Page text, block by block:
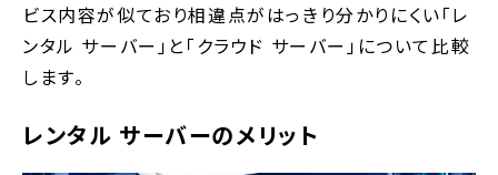
ビス内容が似ており相違点がはっきり分かりにくい「レ
ンタル サーバー」と「クラウド サーバー」について比較
します。
レンタル サーバーのメリット